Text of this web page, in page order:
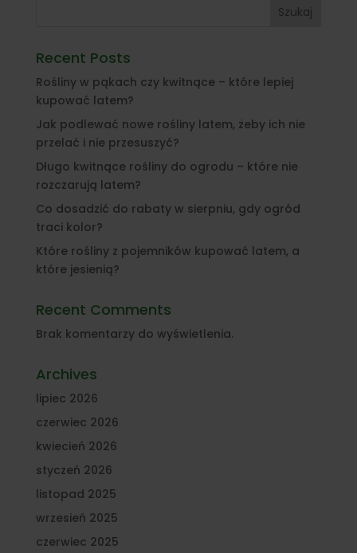
Szukaj
Recent Posts
Rośliny w pąkach czy kwitnące – które lepiej
kupować latem?
Jak podlewać nowe rośliny latem, żeby ich nie
przelać i nie przesuszyć?
Długo kwitnące rośliny do ogrodu – które nie
rozczarują latem?
Co dosadzić do rabaty w sierpniu, gdy ogród
traci kolor?
Które rośliny z pojemników kupować latem, a
które jesienią?
Recent Comments
Brak komentarzy do wyświetlenia.
Archives
lipiec 2026
czerwiec 2026
kwiecień 2026
styczeń 2026
listopad 2025
wrzesień 2025
czerwiec 2025